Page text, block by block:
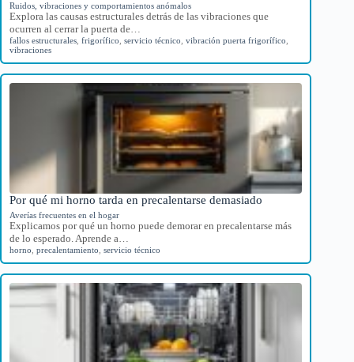
Ruidos, vibraciones y comportamientos anómalos
Explora las causas estructurales detrás de las vibraciones que
ocurren al cerrar la puerta de…
fallos estructurales frigorífico servicio técnico vibración puerta frigorífico
vibraciones
Por qué mi horno tarda en precalentarse demasiado
Averías frecuentes en el hogar
Explicamos por qué un horno puede demorar en precalentarse más
de lo esperado. Aprende a…
horno precalentamiento servicio técnico